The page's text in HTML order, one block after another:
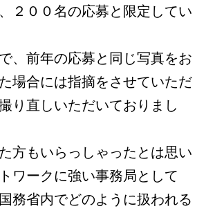
２００名の応募と限定してい
、前年の応募と同じ写真をお
場合には指摘をさせていただ
り直しいただいておりまし
方もいらっしゃったとは思い
ワークに強い事務局として
務省内でどのように扱われる